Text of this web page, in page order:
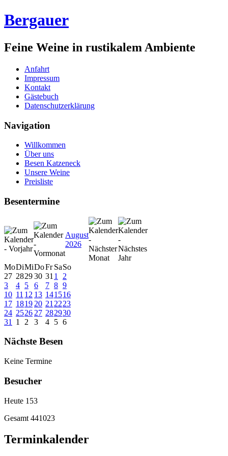
Bergauer
Feine Weine in rustikalem Ambiente
Anfahrt
Impressum
Kontakt
Gästebuch
Datenschutzerklärung
Navigation
Willkommen
Über uns
Besen Katzeneck
Unsere Weine
Preisliste
Besentermine
August
2026
MoDiMiDoFr SaSo
27 282930 31 1
2
3
4 5 6 7 8 9
10 11 12 13 141516
17 1819 20 21 2223
24 2526 27 282930
31
1 2 3 4 5 6
Nächste Besen
Keine Termine
Besucher
Heute 153
Gesamt 441023
Terminkalender